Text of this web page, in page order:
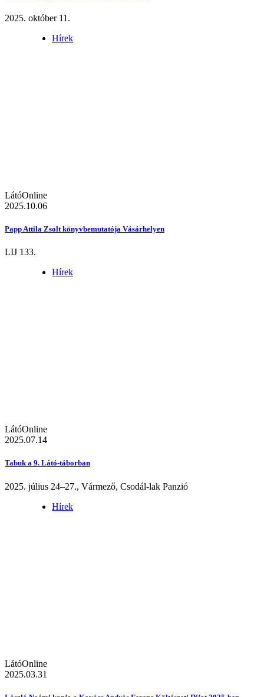
2025. október 11.
Hírek
LátóOnline
2025.10.06
Papp Attila Zsolt könyvbemutatója Vásárhelyen
LIJ 133.
Hírek
LátóOnline
2025.07.14
Tabuk a 9. Látó-táborban
2025. július 24–27., Vármező, Csodál-lak Panzió
Hírek
LátóOnline
2025.03.31